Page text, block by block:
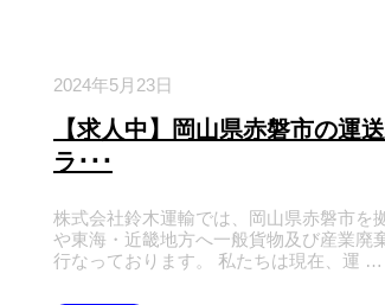
2024年5月23日
【求人中】岡山県赤磐市の運
ラ･･･
株式会社鈴木運輸では、岡山県赤磐市を
や東海・近畿地方へ一般貨物及び産業廃
行なっております。 私たちは現在、運 …